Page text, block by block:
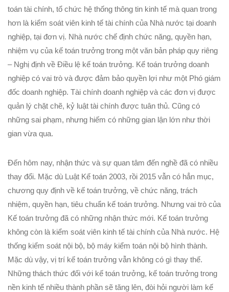
toán tài chính, tổ chức hệ thống thông tin kinh tế mà quan trong
hơn là kiểm soát viên kinh tế tài chính của Nhà nước tại doanh
nghiệp, tại đơn vị. Nhà nước chế định chức năng, quyền hạn,
nhiệm vụ của kế toán trưởng trong một văn bản pháp quy riêng
– Nghị định về Điều lệ kế toán trưởng. Kế toán trưởng doanh
nghiệp có vai trò và được đảm bảo quyền lợi như một Phó giám
đốc doanh nghiệp. Tài chính doanh nghiệp và các đơn vị được
quản lý chặt chẽ, kỷ luật tài chính được tuân thủ. Cũng có
những sai phạm, nhưng hiếm có những gian lận lớn như thời
gian vừa qua.
Đến hôm nay, nhận thức và sự quan tâm đến nghề đã có nhiều
thay đổi. Mặc dù Luật Kế toán 2003, rồi 2015 vẫn có hẳn mục,
chương quy định về kế toán trưởng, về chức năng, trách
nhiệm, quyền hạn, tiêu chuẩn kế toán trưởng. Nhưng vai trò của
Kế toán trưởng đã có những nhận thức mới. Kế toán trưởng
không còn là kiểm soát viên kinh tế tài chính của Nhà nước. Hệ
thống kiểm soát nội bộ, bộ máy kiểm toán nội bộ hình thành.
Mặc dù vậy, vị trí kế toán trưởng vẫn không có gì thay thế.
Những thách thức đối với kế toán trưởng, kế toán trưởng trong
nền kinh tế nhiều thành phần sẽ tăng lên, đòi hỏi người làm kế